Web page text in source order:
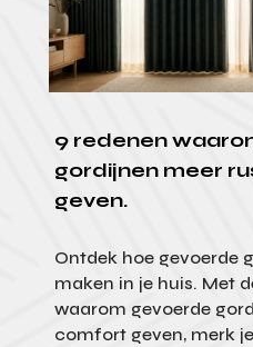
9 redenen
gordijnen meer
geven.
Ontdek hoe gevoerde
maken in je huis. Met
waarom gevoerde
comfort geven, merk